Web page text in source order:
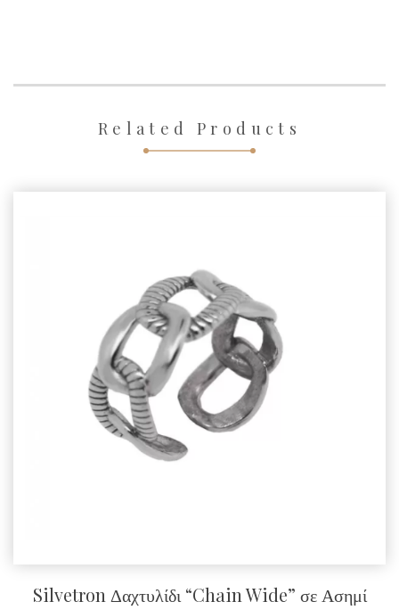
Related Products
Silvetron Δαχτυλίδι “Chain Wide” σε Ασημί